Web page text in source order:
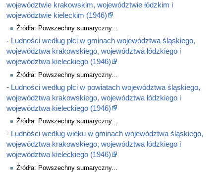
województwie krakowskim, województwie łódzkim i
województwie kieleckim (1946)
Źródła: Powszechny sumaryczny...
- Ludności według płci w gminach województwa śląskiego,
województwa krakowskiego, województwa łódzkiego i
województwa kieleckiego (1946)
Źródła: Powszechny sumaryczny...
- Ludności według płci w powiatach województwa śląskiego,
województwa krakowskiego, województwa łódzkiego i
województwa kieleckiego (1946)
Źródła: Powszechny sumaryczny...
- Ludności według wieku w gminach województwa śląskiego,
województwa krakowskiego, województwa łódzkiego i
województwa kieleckiego (1946)
Źródła: Powszechny sumaryczny...